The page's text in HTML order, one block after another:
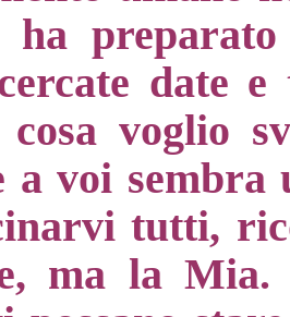
ha
date e
cosa voglio
a voi
tutti,
ma la